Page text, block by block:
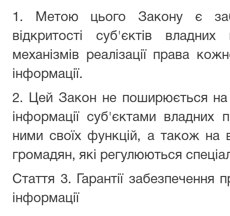
1. Метою цього Закону є
відкритості суб'єктів
механізмів реалізації права
інформації.
2. Цей Закон не поширюється на
інформації суб'єктами владних
ними своїх функцій, а також на
громадян, які регулюються
Стаття 3. Гарантії забезпечення
інформації